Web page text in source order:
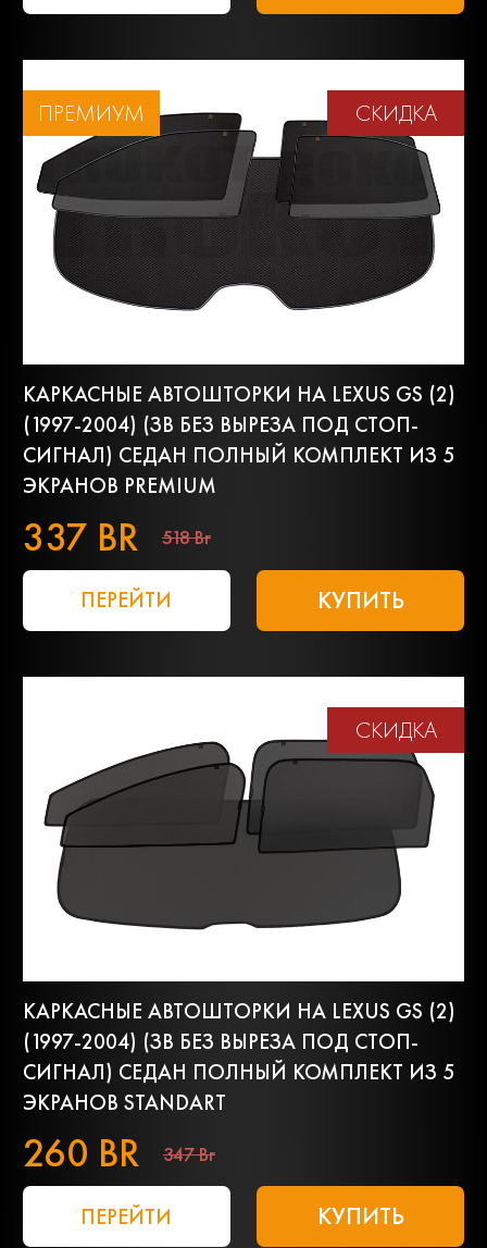
ПРЕМИУМ СКИДКА
КАРКАСНЫЕ АВТОШТОРКИ НА LEXUS GS (2)
(1997-2004) (ЗВ БЕЗ ВЫРЕЗА ПОД СТОП-
СИГНАЛ) СЕДАН ПОЛНЫЙ КОМПЛЕКТ ИЗ 5
ЭКРАНОВ PREMIUM
337 BR 518 Br
ПЕРЕЙТИ КУПИТЬ
СКИДКА
КАРКАСНЫЕ АВТОШТОРКИ НА LEXUS GS (2)
(1997-2004) (ЗВ БЕЗ ВЫРЕЗА ПОД СТОП-
СИГНАЛ) СЕДАН ПОЛНЫЙ КОМПЛЕКТ ИЗ 5
ЭКРАНОВ STANDART
260 BR 347 Br
ПЕРЕЙТИ КУПИТЬ